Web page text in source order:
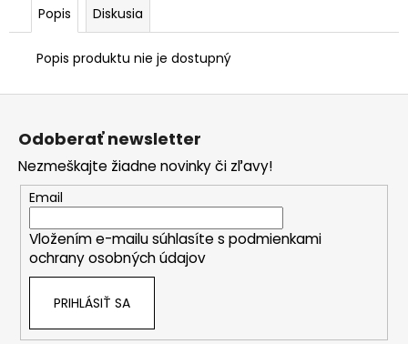
Popis Diskusia
Popis produktu nie je dostupný
Z
Odoberať newsletter
Nezmeškajte žiadne novinky či zľavy!
Email
Vložením e-mailu súhlasíte s podmienkami
ochrany osobných údajov
PRIHLÁSIŤ SA